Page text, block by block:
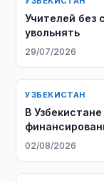
Учителей без
увольнять
29/07/2026
УЗБЕКИСТАН
В
02/08/2026